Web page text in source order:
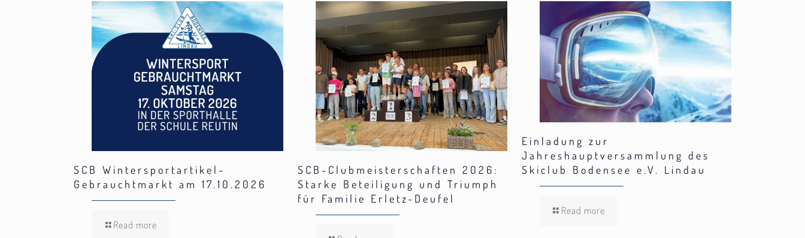
SCB Wintersportartikel-
Gebrauchtmarkt am 17.10.2026
Read more
SCB-Clubmeisterschaften 2026:
Starke Beteiligung und Triumph
für Familie Erletz-Deufel
Einladung zur
Jahreshauptversammlung des
Skiclub Bodensee e.V. Lindau
Read more